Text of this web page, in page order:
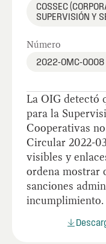
COSSEC
SUPERVISIÓN Y
Número
2022-OMC-0008
La OIG detectó
para la
Cooperativas
Circular 2022-
visibles y
ordena mostrar
sanciones
incumplimiento.